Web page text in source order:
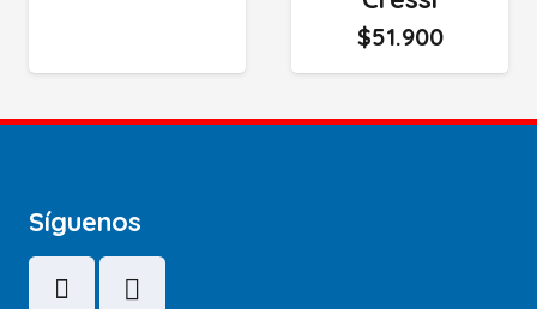
$51.900
Síguenos